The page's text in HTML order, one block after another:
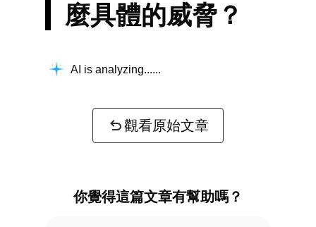
麼具體的威脅？
AI is analyzing...
觀看原始文章
你覺得這篇文章有幫助嗎？